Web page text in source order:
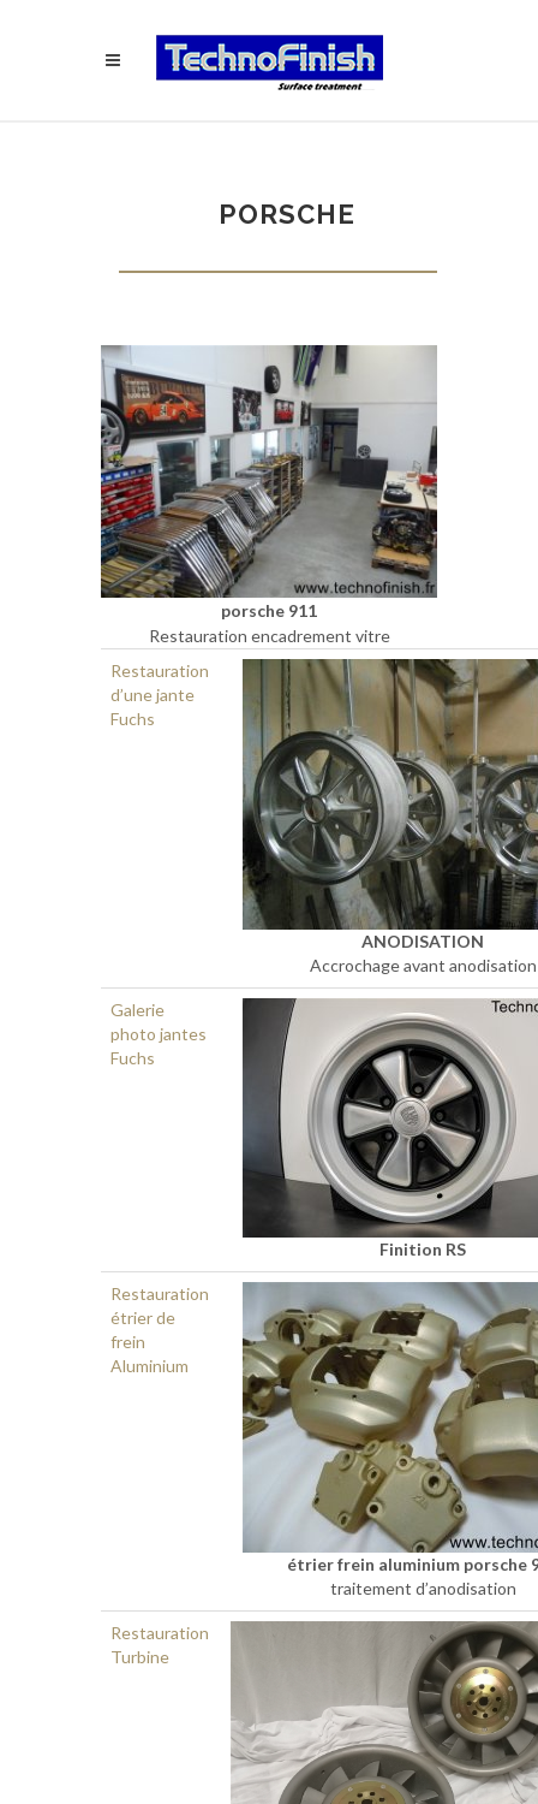
PORSCHE
porsche 911
Restauration encadrement vitre
Restauration
d’une jante
Fuchs
ANODISATION
Accrochage avant anodisation
Galerie
photo jantes
Fuchs
Finition RS
Restauration
étrier de
frein
Aluminium
étrier frein aluminium porsche
traitement d’anodisation
Restauration
Turbine